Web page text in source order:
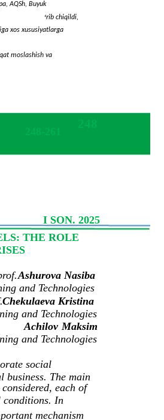
AQSh, Buyuk
‘rib chiqildi,
xos xususiyatlarga
moslashish va
I SON. 2025
THE ROLE
Ashurova Nasiba
and Technologies
Chekulaeva Kristina
and Technologies
Achilov Maksim
and Technologies
social
business. The main
each of
conditions. In
mechanism